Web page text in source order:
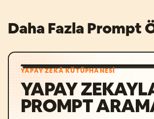
Daha Fazla Prompt
YAPAY ZEKÂ KÜTÜPHANESI
YAPAY
PROMPT